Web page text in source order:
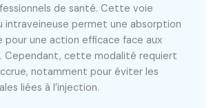
de santé. Cette voie
intraveineuse permet une absorption
pour une action efficace face aux
Cependant, cette modalité requiert
notamment pour éviter les
liées à l’injection.